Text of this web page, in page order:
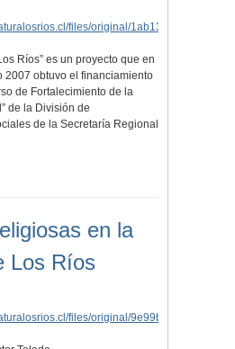
Ríos” es un proyecto que en
2007 obtuvo el financiamiento
de Fortalecimiento de la
de la División de
de la Secretaría Regional
en la
Los Ríos